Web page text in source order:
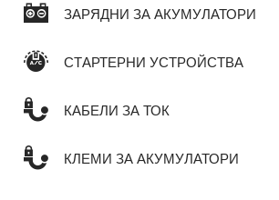
ЗАРЯДНИ ЗА АКУМУЛАТОРИ
СТАРТЕРНИ УСТРОЙСТВА
КАБЕЛИ ЗА ТОК
КЛЕМИ ЗА АКУМУЛАТОРИ